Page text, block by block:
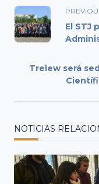
<span
class="nav-
subtitle
reader-
text">Page</
El STJ
Trelew será
NOTICIAS